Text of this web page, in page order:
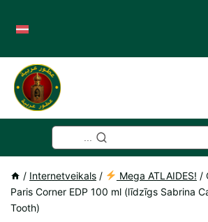
content
/ Internetveikals / Mega ATLAIDES! /
Paris Corner EDP 100 ml (līdzīgs Sabrina
Tooth)